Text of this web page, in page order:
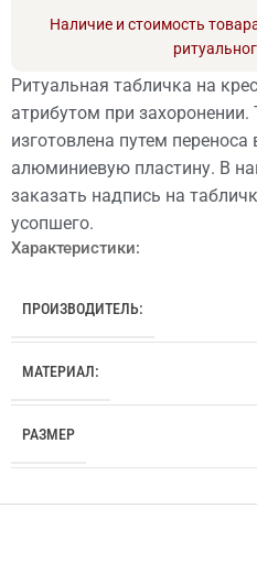
Наличие и стоимость
Ритуальная табличка на
атрибутом при захоронении.
изготовлена путем
алюминиевую пластину. В
заказать надпись на
усопшего.
Характеристики:
ПРОИЗВОДИТЕЛЬ:
МАТЕРИАЛ:
РАЗМЕР